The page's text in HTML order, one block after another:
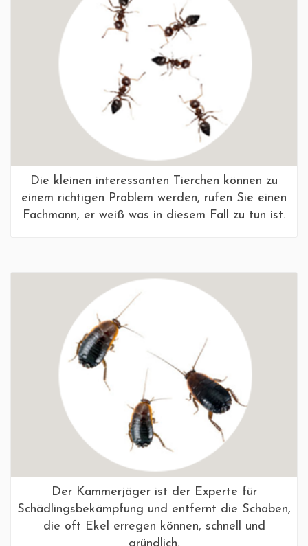
Die kleinen interessanten Tierchen können zu
einem richtigen Problem werden, rufen Sie einen
Fachmann, er weiß was in diesem Fall zu tun ist.
Der Kammerjäger ist der Experte für
Schädlingsbekämpfung und entfernt die Schaben,
die oft Ekel erregen können, schnell und